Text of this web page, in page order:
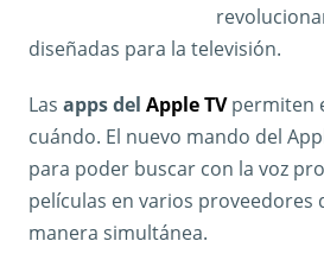
diseñadas para la televisión.
Las apps del Apple TVpermiten
cuándo. El nuevo mando del
para poder buscar con la voz
películas en varios proveedores
manera simultánea.